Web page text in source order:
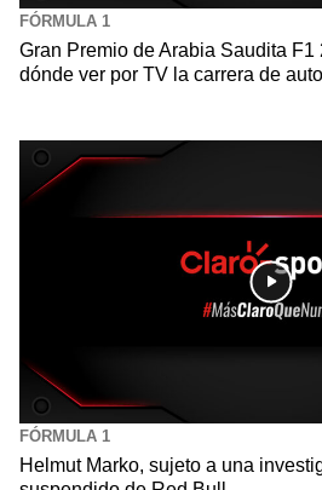
FÓRMULA 1
Gran Premio de Arabia Saudita
dónde ver por TV la carrera de
FÓRMULA 1
Helmut Marko, sujeto a una